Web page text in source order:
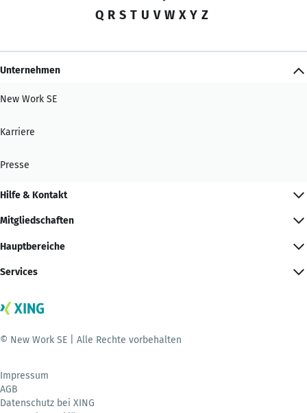
Q R S T U V W X Y Z
Unternehmen
New Work SE
Karriere
Presse
Hilfe & Kontakt
Mitgliedschaften
Hauptbereiche
Services
© New Work SE | Alle Rechte vorbehalten
Impressum
AGB
Datenschutz bei XING